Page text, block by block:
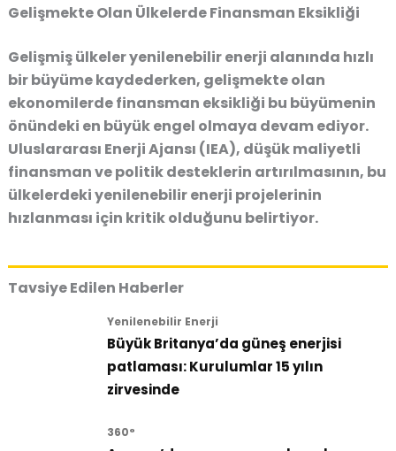
Gelişmekte Olan Ülkelerde Finansman Eksikliği
Gelişmiş ülkeler yenilenebilir enerji alanında hızlı
bir büyüme kaydederken, gelişmekte olan
ekonomilerde finansman eksikliği bu büyümenin
önündeki en büyük engel olmaya devam ediyor.
Uluslararası Enerji Ajansı (IEA), düşük maliyetli
finansman ve politik desteklerin artırılmasının, bu
ülkelerdeki yenilenebilir enerji projelerinin
hızlanması için kritik olduğunu belirtiyor.
Tavsiye Edilen Haberler
Yenilenebilir Enerji
Büyük Britanya’da güneş enerjisi
patlaması: Kurulumlar 15 yılın
zirvesinde
360°